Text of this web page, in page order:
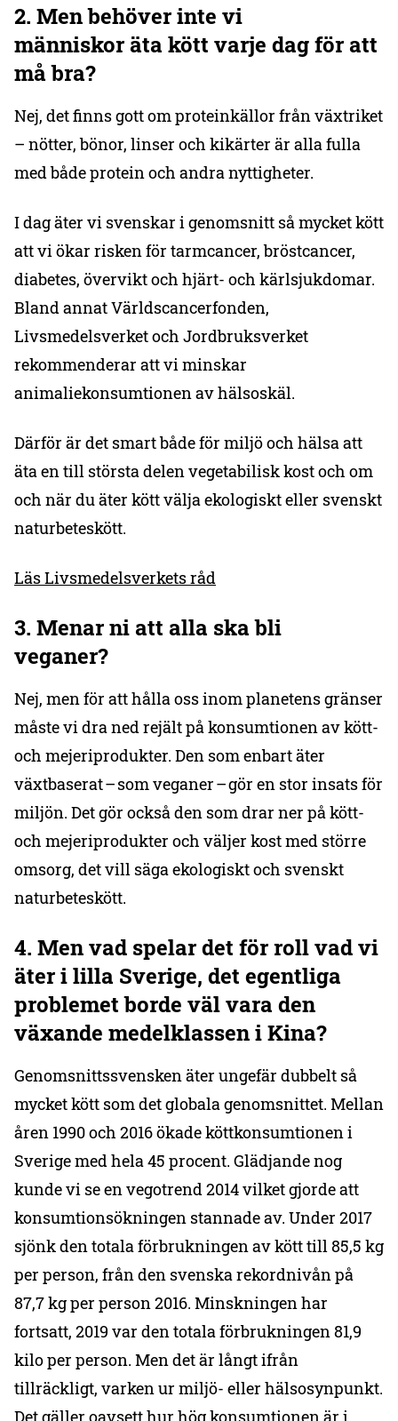
2. Menbehöver inte vi
människoräta kött varje dag för att
må bra?
Nej, det finns gott om proteinkällor från växtriket
– nötter, bönor, linser och kikärter är alla fulla
med både protein och andra nyttigheter.
I dag äter vi svenskar i genomsnitt så mycket kött
att vi ökar risken för tarmcancer, bröstcancer,
diabetes, övervikt och hjärt- och kärlsjukdomar.
Bland annat Världscancerfonden,
Livsmedelsverket och Jordbruksverket
rekommenderar att vi minskar
animaliekonsumtionen av hälsoskäl.
Därför är det smart både för miljö och hälsa att
äta en till största delen vegetabilisk kost och om
och när du äter kött välja ekologiskt eller svenskt
naturbeteskött.
Läs Livsmedelsverkets råd
3. Menarni att alla ska bli
veganer?
Nej, men för att hålla oss inom planetens gränser
måste vi dra ned rejält på konsumtionen av kött-
och mejeriprodukter. Den som enbart äter
växtbaserat – som veganer – gör en stor insats för
miljön. Det gör också den som drar ner på kött-
och mejeriprodukter och väljer kost med större
omsorg, det vill säga ekologiskt och svenskt
naturbeteskött.
4. Men vad spelar det för roll vad vi
äter i lilla Sverige, det egentliga
problemet borde väl vara den
växande medelklassen i Kina?
Genomsnittssvensken äter ungefär dubbelt så
mycket kött som det globala genomsnittet. Mellan
åren 1990 och 2016 ökade köttkonsumtionen i
Sverige med hela 45 procent. Glädjande nog
kunde vi se en vegotrend 2014 vilket gjorde att
konsumtionsökningen stannade av. Under 2017
sjönk den totala förbrukningen av kött till 85,5 kg
per person, från den svenska rekordnivån på
87,7 kg per person 2016. Minskningen har
fortsatt, 2019 var den totala förbrukningen 81,9
kilo per person. Men det är långt ifrån
tillräckligt, varken ur miljö- eller hälsosynpunkt.
Det gäller oavsett hur hög konsumtionen är i